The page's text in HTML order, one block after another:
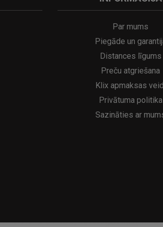
A
kumulatora LED galda lampa SERINA Mini Ø80×200 mm..
21.95€
Par mums
Piegāde un
Distances līgums
Preču atgriešana
Klix apmaksas
Privātuma politika
Sazināties ar